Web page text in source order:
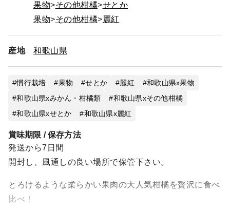
果物
その他柑橘
せとか
果物
その他柑橘 麗紅
産地 和歌山県
慣行栽培 果物 せとか 麗紅
和歌山県x果物
和歌山県xみかん・柑橘類
和歌山県xその他柑橘
和歌山県xせとか
和歌山県x麗紅
賞味期限 / 保存方法
発送から7日間
開封し、風通しの良い場所で保管下さい。
とろけるような柔らかい果肉の大人気柑橘を贅沢に食べ
比べ！